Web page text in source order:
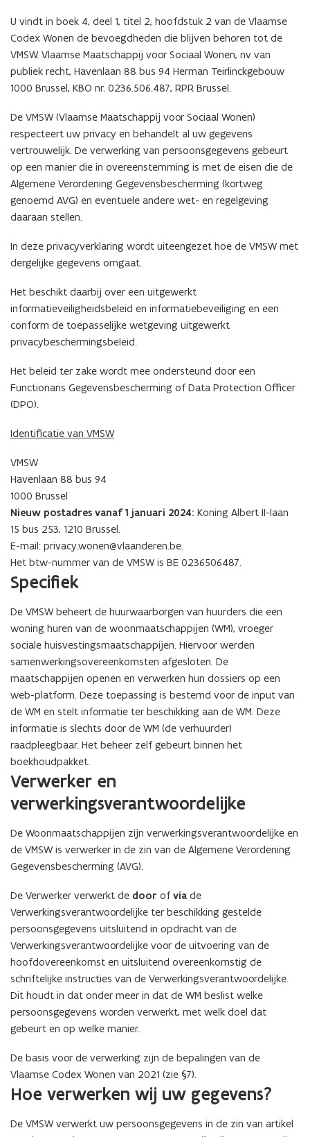
U vindt in boek 4, deel 1, titel 2, hoofdstuk 2 van de Vlaamse
Codex Wonen de bevoegdheden die blijven behoren tot de
VMSW: Vlaamse Maatschappij voor Sociaal Wonen, nv van
publiek recht, Havenlaan 88 bus 94 Herman Teirlinckgebouw
1000 Brussel, KBO nr. 0236.506.487, RPR Brussel.
De VMSW (Vlaamse Maatschappij voor Sociaal Wonen)
respecteert uw privacy en behandelt al uw gegevens
vertrouwelijk. De verwerking van persoonsgegevens gebeurt
op een manier die in overeenstemming is met de eisen die de
Algemene Verordening Gegevensbescherming (kortweg
genoemd AVG) en eventuele andere wet- en regelgeving
daaraan stellen.
In deze privacyverklaring wordt uiteengezet hoe de VMSW met
dergelijke gegevens omgaat.
Het beschikt daarbij over een uitgewerkt
informatieveiligheidsbeleid en informatiebeveiliging en een
conform de toepasselijke wetgeving uitgewerkt
privacybeschermingsbeleid.
Het beleid ter zake wordt mee ondersteund door een
Functionaris Gegevensbescherming of Data Protection Officer
(DPO).
Identificatie van VMSW
VMSW
Havenlaan 88 bus 94
1000 Brussel
Nieuw postadres vanaf 1 januari 2024: Koning Albert II-laan
15 bus 253, 1210 Brussel.
E-mail: privacy.wonen@vlaanderen.be.
Het btw-nummer van de VMSW is BE 0236506487.
Specifiek
De VMSW beheert de huurwaarborgen van huurders die een
woning huren van de woonmaatschappijen (WM), vroeger
sociale huisvestingsmaatschappijen. Hiervoor werden
samenwerkingsovereenkomsten afgesloten. De
maatschappijen openen en verwerken hun dossiers op een
web-platform. Deze toepassing is bestemd voor de input van
de WM en stelt informatie ter beschikking aan de WM. Deze
informatie is slechts door de WM (de verhuurder)
raadpleegbaar. Het beheer zelf gebeurt binnen het
boekhoudpakket.
Verwerker en
verwerkingsverantwoordelijke
De Woonmaatschappijen zijn verwerkingsverantwoordelijke en
de VMSW is verwerker in de zin van de Algemene Verordening
Gegevensbescherming (AVG).
De Verwerker verwerkt de door ofvia de
Verwerkingsverantwoordelijke ter beschikking gestelde
persoonsgegevens uitsluitend in opdracht van de
Verwerkingsverantwoordelijke voor de uitvoering van de
hoofdovereenkomst en uitsluitend overeenkomstig de
schriftelijke instructies van de Verwerkingsverantwoordelijke.
Dit houdt in dat onder meer in dat de WM beslist welke
persoonsgegevens worden verwerkt, met welk doel dat
gebeurt en op welke manier.
De basis voor de verwerking zijn de bepalingen van de
Vlaamse Codex Wonen van 2021 (zie §7).
Hoe verwerken wij uw gegevens?
De VMSW verwerkt uw persoonsgegevens in de zin van artikel